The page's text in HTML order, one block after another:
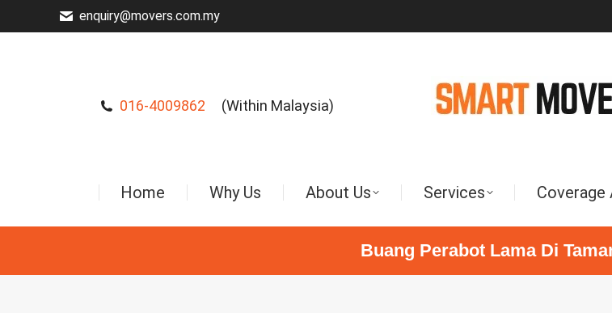
enquiry@movers.com.my
016-4009862 (Within Malaysia)
Home Why Us About Us Services Coverage
Buang Perabot Lama Di